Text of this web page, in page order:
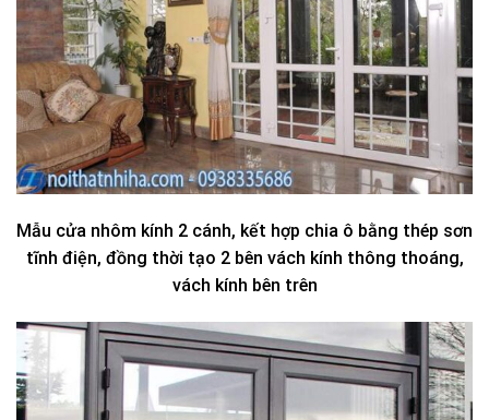
Mẫu cửa nhôm kính 2 cánh, kết hợp chia ô bằng thép sơn
tĩnh điện, đồng thời tạo 2 bên vách kính thông thoáng,
vách kính bên trên